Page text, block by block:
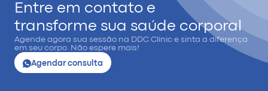
Entre em contato e
transforme sua saúde corporal
Agende agora sua sessão na DDC Clinic e sinta a diferença
em seu corpo. Não espere mais!
Agendar consulta